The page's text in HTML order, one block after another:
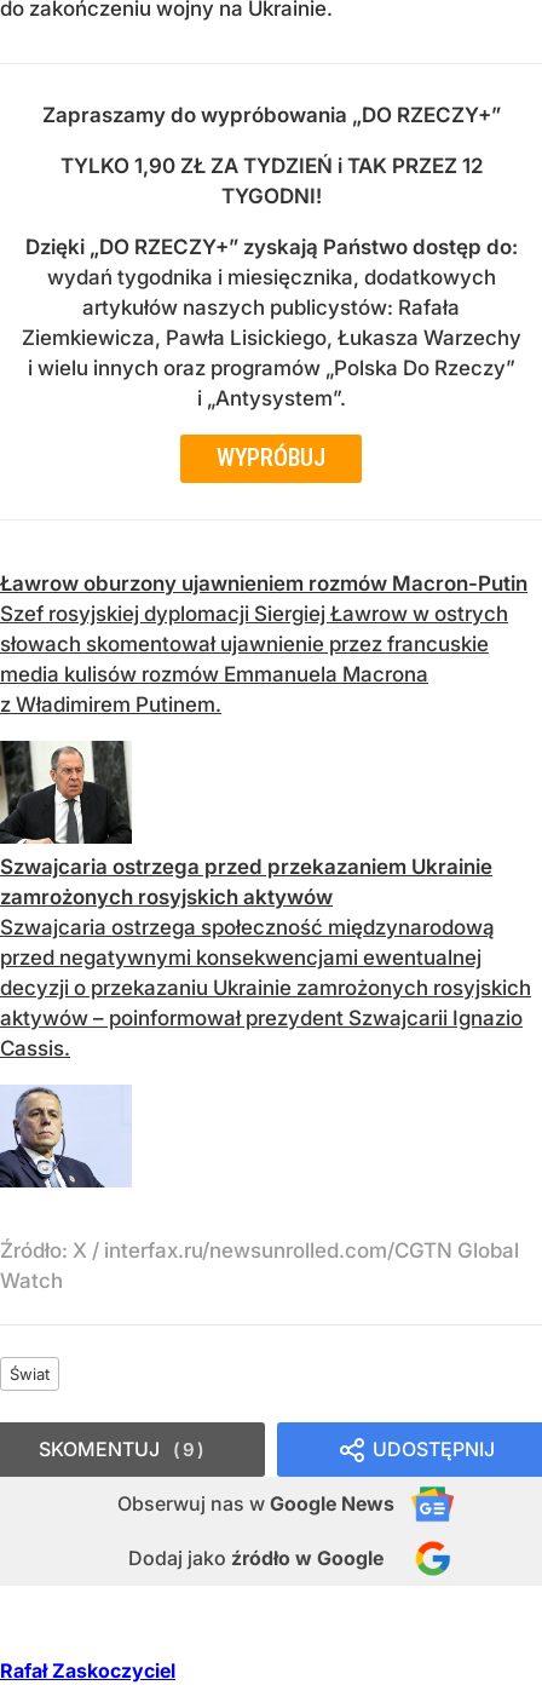
do zakończeniu wojny na Ukrainie.
Zapraszamy do wypróbowania „DO RZECZY+”
TYLKO 1,90 ZŁ ZA TYDZIEŃ i TAK PRZEZ 12
TYGODNI!
Dzięki „DO RZECZY+” zyskają Państwo dostęp do:
wydań tygodnika i miesięcznika, dodatkowych
artykułów naszych publicystów: Rafała
Ziemkiewicza, Pawła Lisickiego, Łukasza Warzechy
i wielu innych oraz programów „Polska Do Rzeczy”
i „Antysystem”.
WYPRÓBUJ
Ławrow oburzony ujawnieniem rozmów Macron-Putin
Szef rosyjskiej dyplomacji Siergiej Ławrow w ostrych
słowach skomentował ujawnienie przez francuskie
media kulisów rozmów Emmanuela Macrona
z Władimirem Putinem.
Szwajcaria ostrzega przed przekazaniem Ukrainie
zamrożonych rosyjskich aktywów
Szwajcaria ostrzega społeczność międzynarodową
przed negatywnymi konsekwencjami ewentualnej
decyzji o przekazaniu Ukrainie zamrożonych rosyjskich
aktywów – poinformował prezydent Szwajcarii Ignazio
Cassis.
Źródło: X / interfax.ru/newsunrolled.com/CGTN Global
Watch
Świat
UDOSTĘPNIJ
Obserwuj nas w Google News
Dodaj jako źródło w Google
SKOMENTUJ 9
Rafał Zaskoczyciel